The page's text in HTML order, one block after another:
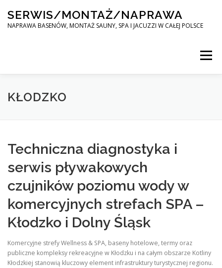
content
SERWIS/MONTAŻ/NAPRAWA
NAPRAWA BASENÓW, MONTAŻ SAUNY, SPA I JACUZZI W CAŁEJ POLSCE
Menu
SPA SERWIS
KONTAKT
KŁODZKO
Techniczna diagnostyka i
serwis pływakowych
czujników poziomu wody w
komercyjnych strefach SPA –
Kłodzko i Dolny Śląsk
Komercyjne strefy Wellness & SPA, baseny hotelowe, termy oraz
publiczne kompleksy rekreacyjne w Kłodzku i na całym obszarze Kotliny
Kłodzkiej stanowią kluczowy element infrastruktury turystycznej regionu.